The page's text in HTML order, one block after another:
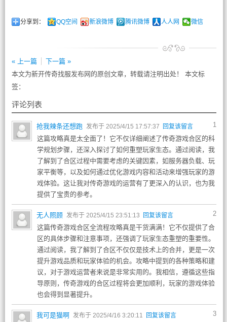
分享到： QQ空间 新浪微博 腾讯微博 人人网 微信
« 上一篇
下一篇 »
本文为新开传奇找服发布网的原创文章，转载请注明出处！ 本文标
签：
评论列表
1
抢我辣条还想跑 发布于 2025/4/15 17:57:37 回复该留言
这篇攻略真是太全面了！它不仅详细阐述了传奇游戏合区的科
学规划步骤，还深入探讨了如何重塑玩家生态。通过阅读，我
了解到了合区过程中需要考虑的关键因素，如服务器负载、玩
家平衡等，以及如何通过优化游戏内容和活动来增强玩家的游
戏体验。这让我对传奇游戏的运营有了更深入的认识，也为我
提供了宝贵的参考。
2
无人照顾 发布于 2025/4/15 23:51:13 回复该留言
这篇传奇游戏合区全流程攻略真是干货满满！它不仅提供了合
区的具体步骤和注意事项，还强调了玩家生态重塑的重要性。
通过阅读，我了解到了合区不仅仅是技术上的合并，更是一次
提升游戏品质和玩家体验的机会。攻略中提到的各种策略和建
议，对于游戏运营者来说是非常实用的。我相信，遵循这些指
导原则，传奇游戏的合区过程将会更加顺利，玩家的游戏体验
也会得到显著提升。
3
我可是猫啊 发布于 2025/4/16 3:20:11 回复该留言